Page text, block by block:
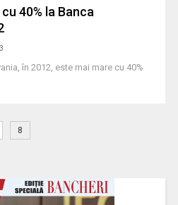
40% la Banca
în 2012, este mai mare cu 40%
8